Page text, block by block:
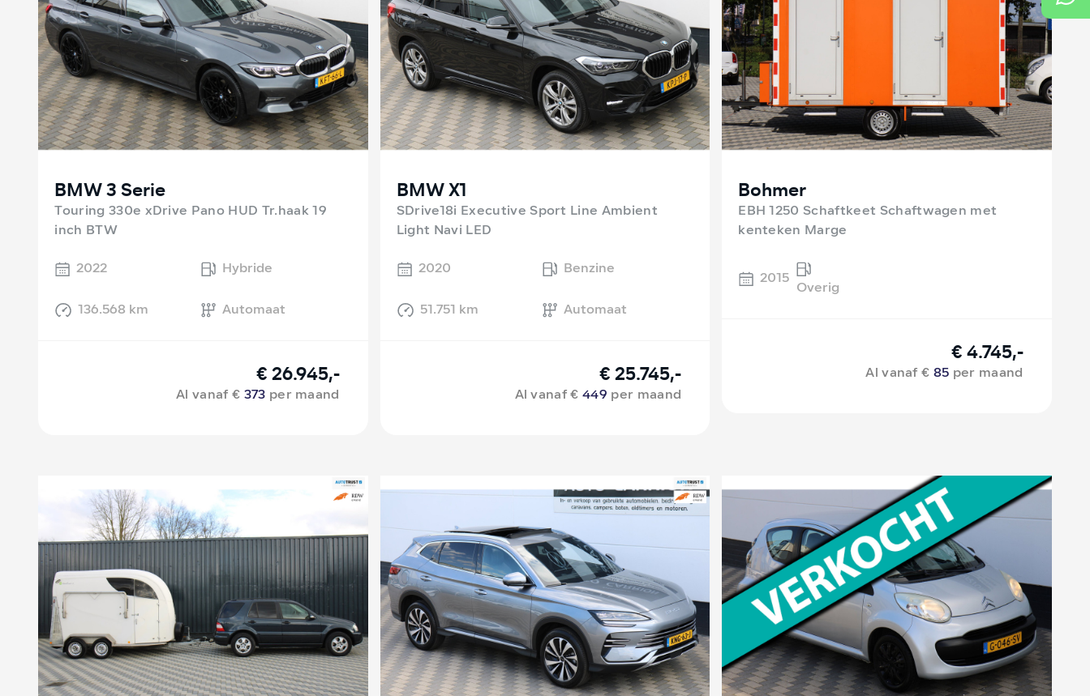
BMW 3 Serie
Touring 330e xDrive Pano HUD Tr.haak 19
inch BTW
2022
Hybride
136.568 km Automaat
€ 26.945,-
Al vanaf € 373 per maand
BMW X1
SDrive18i Executive Sport Line Ambient
Light Navi LED
2020
Benzine
51.751 km Automaat
€ 25.745,-
Al vanaf €449 per maand
Bohmer
EBH 1250 Schaftkeet Schaftwagen met
kenteken Marge
2015 Overig
€ 4.745,-
Al vanaf € 85 per maand